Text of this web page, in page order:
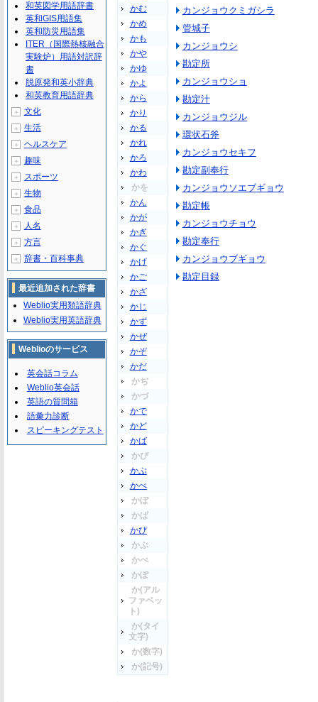
かむ
かめ
かも
かや
かゆ
かよ
から
かり
かる
かれ
かろ
かわ
かを
かん
かが
かぎ
かぐ
かげ
かご
かざ
かじ
かず
かぜ
かぞ
かだ
かぢ
かづ
かで
かど
かば
かび
かぶ
かべ
かぼ
かぱ
かぴ
かぷ
かぺ
かぽ
か(アル
ファベッ
ト)
か(タイ
文字)
か(数字)
か(記号)
カンジョウクミガシラ
管城子
カンジョウシ
勘定所
カンジョウショ
勘定汁
カンジョウジル
環状石斧
カンジョウセキフ
勘定副奉行
カンジョウソエブギョウ
勘定帳
カンジョウチョウ
勘定奉行
カンジョウブギョウ
勘定目録
和英図学用語辞書
英和GIS用語集
英和防災用語集
ITER（国際熱核融合
実験炉）用語対訳辞
書
脱原発和英小辞典
和英教育用語辞典
＋ 文化
＋ 生活
＋ ヘルスケア
＋ 趣味
＋ スポーツ
＋ 生物
＋ 食品
＋ 人名
＋ 方言
＋ 辞書・百科事典
最近追加された辞書
Weblio実用類語辞典
Weblio実用英語辞典
Weblioのサービス
英会話コラム
Weblio英会話
英語の質問箱
語彙力診断
スピーキングテスト